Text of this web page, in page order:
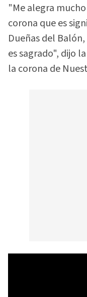
"Me alegra
corona que es
Dueñas del
es sagrado", dijo
la corona de